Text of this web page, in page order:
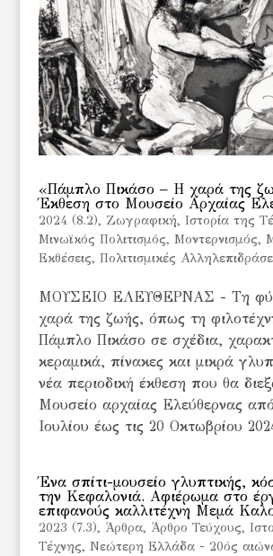
«Πάμπλο Πικάσο – Η χαρά της
Έκθεση στο Μουσείο Αρχαίας
2024 (8.2), Ζωγραφική, Ιστορία της
Μινωϊκός Πολιτισμός, Μοντερνισμός,
Εκθέσεις, Πολιτισμικές
ΜΟΥΣΕΙΟ ΕΛΕΥΘΕΡΝΑΣ - Τη
χαρά της ζωής, όπως τη
Πάμπλο Πικάσο σε σχέδια,
κεραμικά, πίνακες και μικρά
νέα περιοδική έκθεση που θα
Μουσείο αρχαίας Ελεύθερνας
Ιουλίου έως τις 20 Οκτωβρίου
Ένα σπίτι-μουσείο γλυπτικής,
την Κεφαλονιά. Αφιέρωμα στο
επιφανούς καλλιτέχνη Μεμά
2023 (7.3), Άρθρα, Άρθρο Τεύχους,
Τέχνης, Νεώτερη Ελλάδα - 20ός